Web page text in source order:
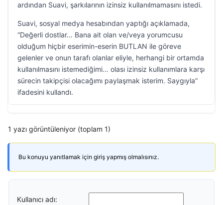
ardından Suavi, şarkılarının izinsiz kullanılmamasını istedi.
Suavi, sosyal medya hesabından yaptığı açıklamada,
“Değerli dostlar… Bana ait olan ve/veya yorumcusu
olduğum hiçbir eserimin-eserin BUTLAN ile göreve
gelenler ve onun tarafı olanlar eliyle, herhangi bir ortamda
kullanılmasını istemediğimi… olası izinsiz kullanımlara karşı
sürecin takipçisi olacağımı paylaşmak isterim. Saygıyla”
ifadesini kullandı.
1 yazı görüntüleniyor (toplam 1)
Bu konuyu yanıtlamak için giriş yapmış olmalısınız.
Kullanıcı adı: